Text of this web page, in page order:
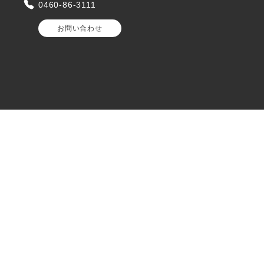
0460-86-3111
お問い合わせ